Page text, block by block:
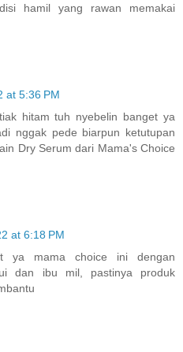
hamil yang rawan memakai
at 5:36 PM
hitam tuh nyebelin banget ya
nggak pede biarpun ketutupan
Dry Serum dari Mama's Choice
at 6:18 PM
ya mama choice ini dengan
dan ibu mil, pastinya produk